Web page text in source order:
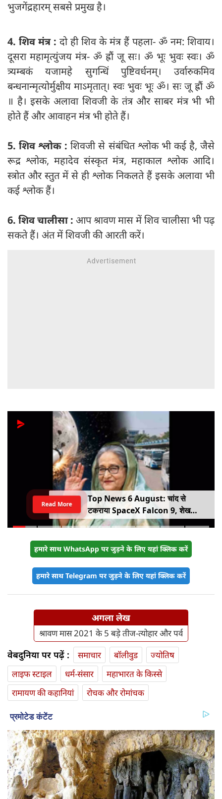
भुजगेंद्रहारम् सबसे प्रमुख है।
4. शिव मंत्र : दो ही शिव के मंत्र हैं पहला- ॐ नम: शिवाय।
दूसरा महामृत्युंजय मंत्र- ॐ ह्रौं जू सः। ॐ भूः भुवः स्वः। ॐ
त्र्यम्बकं यजामहे सुगन्धिं पुष्टिवर्धनम्‌। उर्वारुकमिव
बन्धनान्मृत्योर्मुक्षीय माऽमृतात्‌। स्वः भुवः भूः ॐ। सः जू ह्रौं ॐ
॥ है। इसके अलावा शिवजी के तंत्र और साबर मं‍त्र भी भी
होते हैं और आवाहन मंत्र भी होते हैं।
5. शिव श्लोक : शिवजी से संबंधित श्लोक भी कई है, जैसे
रूद्र श्लोक, महादेव संस्कृत मंत्र, महाकाल श्लोक आदि।
स्त्रोत और स्तुत में से ही श्लोक निकलते हैं इसके अलावा भी
कई श्लोक हैं।
6. शिव चालीसा : आप श्रावण मास में शिव चालीसा भी पढ़
सकते हैं। अंत में शिवजी की आरती करें।
Top News 6 August: चांद से
टकराया SpaceX Falcon 9, शेख
हसीना की घर वापसी का ऐलान, MP में बस
Read More
हमारे साथ WhatsApp पर जुड़ने के लिए यहां क्लिक करें
हमारे साथ Telegram पर जुड़ने के लिए यहां क्लिक करें
अगला लेख
श्रावण मास 2021 के 5 बड़े तीज-त्योहार और पर्व
वेबदुनिया पर पढ़ें : समाचार बॉलीवुड
ज्योतिष
लाइफ स्‍टाइल
धर्म-संसार
महाभारत के किस्से
रामायण की कहानियां
रोचक और रोमांचक